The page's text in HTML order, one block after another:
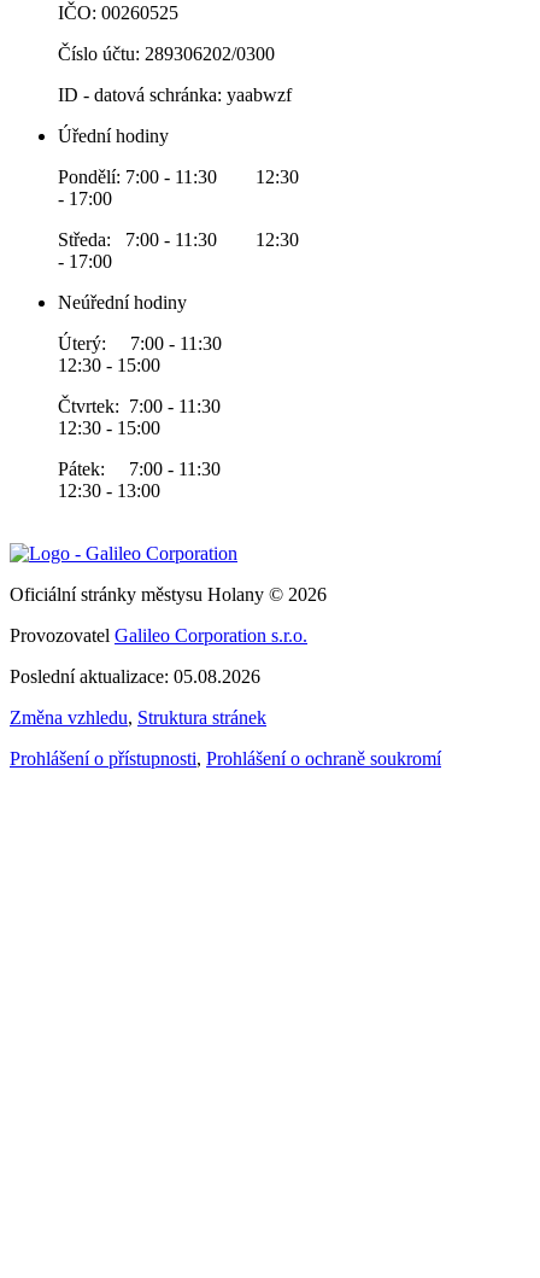
IČO: 00260525
Číslo účtu: 289306202/0300
ID - datová schránka: yaabwzf
Úřední hodiny
Pondělí: 7:00 - 11:30 12:30
- 17:00
Středa: 7:00 - 11:30 12:30
- 17:00
Neúřední hodiny
Úterý: 7:00 - 11:30
12:30 - 15:00
Čtvrtek: 7:00 - 11:30
12:30 - 15:00
Pátek: 7:00 - 11:30
12:30 - 13:00
Oficiální stránky městysu Holany © 2026
Provozovatel Galileo Corporation s.r.o.
Poslední aktualizace: 05.08.2026
Změna vzhledu, Struktura stránek
Prohlášení o přístupnosti, Prohlášení o ochraně soukromí